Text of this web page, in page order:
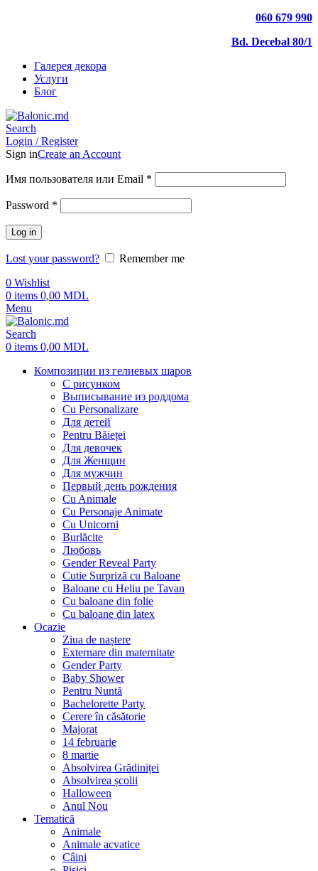
060 679 990
Bd. Decebal 80/1
Галерея декора
Услуги
Блог
Search
Login / Register
Sign inCreate an Account
Имя пользователя или Email *
Password *
Log in
Lost your password?
Remember me
0 Wishlist
0 items 0,00 MDL
Menu
Search
0 items 0,00 MDL
Композиции из гелиевых шаров
С рисунком
Выписывание из роддома
Cu Personalizare
Для детей
Pentru Băieței
Для девочек
Для Женщин
Для мужчин
Первый день рождения
Cu Animale
Cu Personaje Animate
Cu Unicorni
Burlăcite
Любовь
Gender Reveal Party
Cutie Surpriză cu Baloane
Baloane cu Heliu pe Tavan
Cu baloane din folie
Cu baloane din latex
Ocazie
Ziua de naștere
Externare din maternitate
Gender Party
Baby Shower
Pentru Nuntă
Bachelorette Party
Cerere în căsătorie
Majorat
14 februarie
8 martie
Absolvirea Grădiniței
Absolvirea școlii
Halloween
Anul Nou
Tematică
Animale
Animale acvatice
Câini